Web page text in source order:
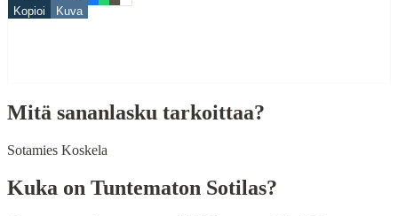
Finding quotes for speeches or writing
Cultural Context
Kopioi Kuva
Mitä sananlasku tarkoittaa?
Sotamies Koskela
Kuka on Tuntematon Sotilas?